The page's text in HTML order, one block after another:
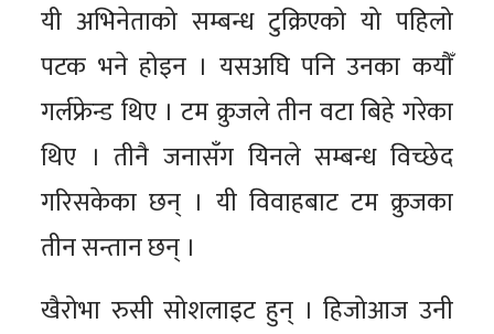
यी अभिनेताको सम्बन्ध टुक्रिएको यो पहिलो
पटक भने होइन । यसअघि पनि उनका कयौँ
गर्लफ्रेन्ड थिए । टम क्रुजले तीन वटा बिहे गरेका
थिए । तीनै जनासँग यिनले सम्बन्ध विच्छेद
गरिसकेका छन् । यी विवाहबाट टम क्रुजका
तीन सन्तान छन् ।
खैरोभा रुसी सोशलाइट हुन् । हिजोआज उनी